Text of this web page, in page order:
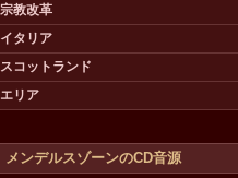
宗教改革
イタリア
スコットランド
エリア
メンデルスゾーンのCD音源